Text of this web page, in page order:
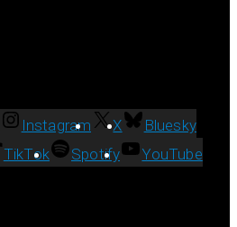
Instagram X
Bluesky
TikTok Spotify YouTube